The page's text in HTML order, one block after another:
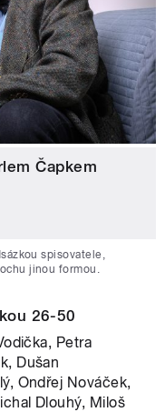
Čapkem
spisovatele,
jinou formou.
26-50
Petra
Dušan
Ondřej Nováček,
Dlouhý, Miloš